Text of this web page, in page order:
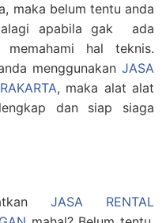
maka belum tentu anda
apabila gak ada
memahami hal teknis.
menggunakan JASA
, maka alat alat
dan siap siaga
JASA RENTAL